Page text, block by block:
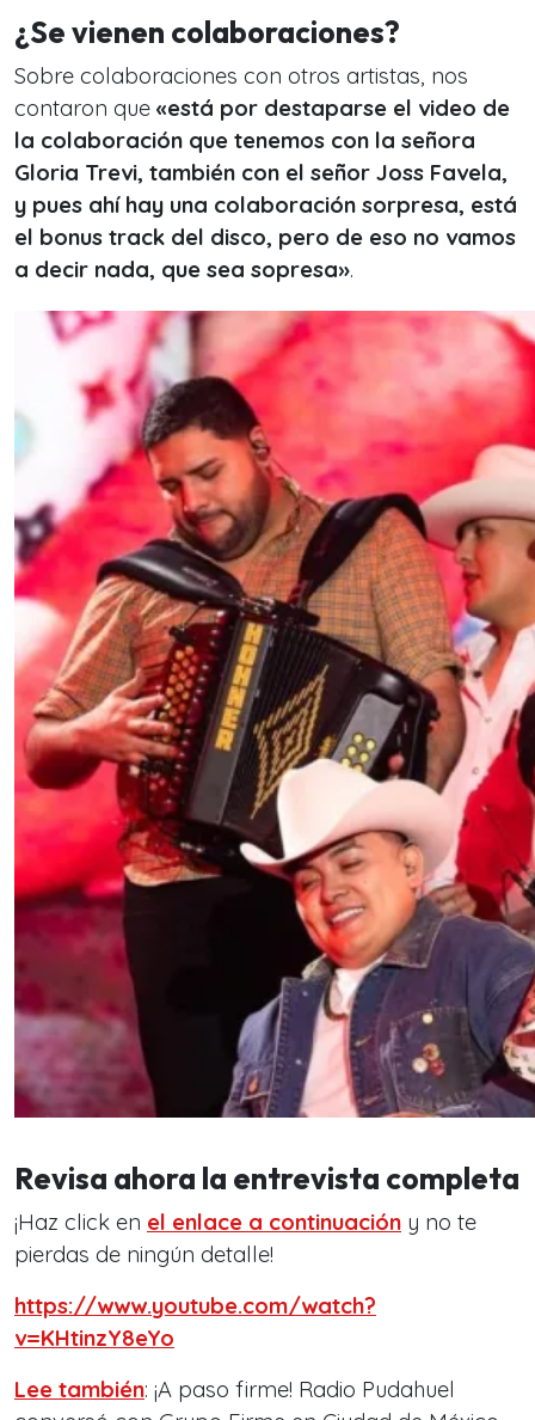
¿Se vienen colaboraciones?
Sobre colaboraciones con otros artistas, nos
contaron que «está por destaparse el video de
la colaboración que tenemos con la señora
Gloria Trevi, también con el señor Joss Favela,
y pues ahí hay una colaboración sorpresa, está
el bonus track del disco, pero de eso no vamos
a decir nada, que sea sopresa».
Revisa ahora la entrevista completa
¡Haz click en el enlace a continuación y no te
pierdas de ningún detalle!
https://www.youtube.com/watch?
v=KHtinzY8eYo
Lee también: ¡A paso firme! Radio Pudahuel